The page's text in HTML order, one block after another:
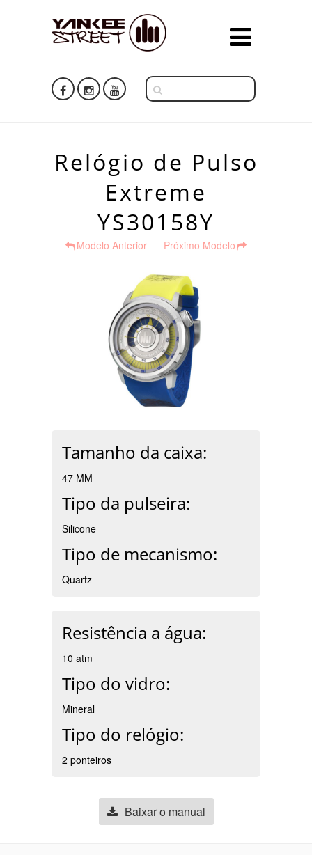
Relógio de Pulso
Extreme
YS30158Y
Modelo Anterior Próximo Modelo
Tamanho da caixa:
47 MM
Tipo da pulseira:
Silicone
Tipo de mecanismo:
Quartz
Resistência a água:
10 atm
Tipo do vidro:
Mineral
Tipo do relógio:
2 ponteiros
Baixar o manual